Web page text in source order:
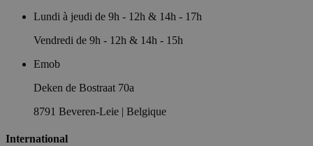
Lundi à jeudi de 9h - 12h & 14h - 17h
Vendredi de 9h - 12h & 14h - 15h
Emob
Deken de Bostraat 70a
8791 Beveren-Leie | Belgique
International